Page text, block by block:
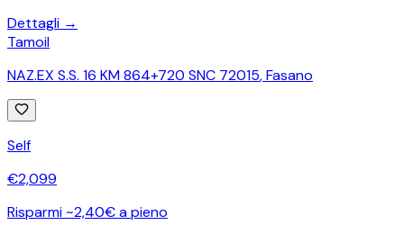
Dettagli →
Tamoil
NAZ.EX S.S. 16 KM 864+720 SNC 72015,Fasano
Self
€2,099
Risparmi ~2,40€ a pieno